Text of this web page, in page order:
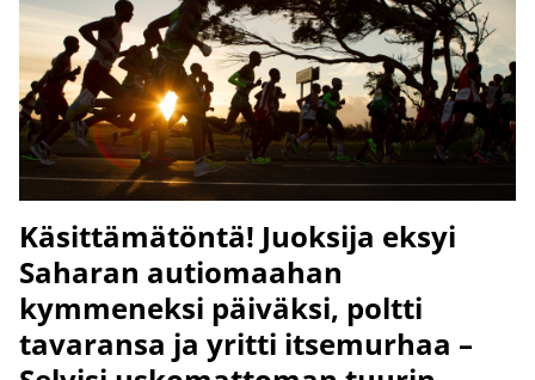
Käsittämätöntä! Juoksija eksyi
Saharan autiomaahan
kymmeneksi päiväksi, poltti
tavaransa ja yritti itsemurhaa –